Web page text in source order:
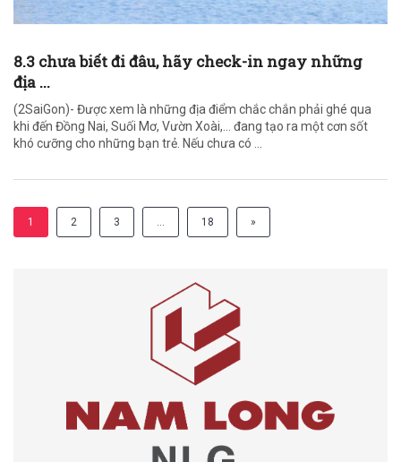
8.3 chưa biết đi đâu, hãy check-in ngay những
địa ...
(2SaiGon)- Được xem là những địa điểm chắc chắn phải ghé qua
khi đến Đồng Nai, Suối Mơ, Vườn Xoài,… đang tạo ra một cơn sốt
khó cưỡng cho những bạn trẻ. Nếu chưa có ...
1 2 3 … 18 »